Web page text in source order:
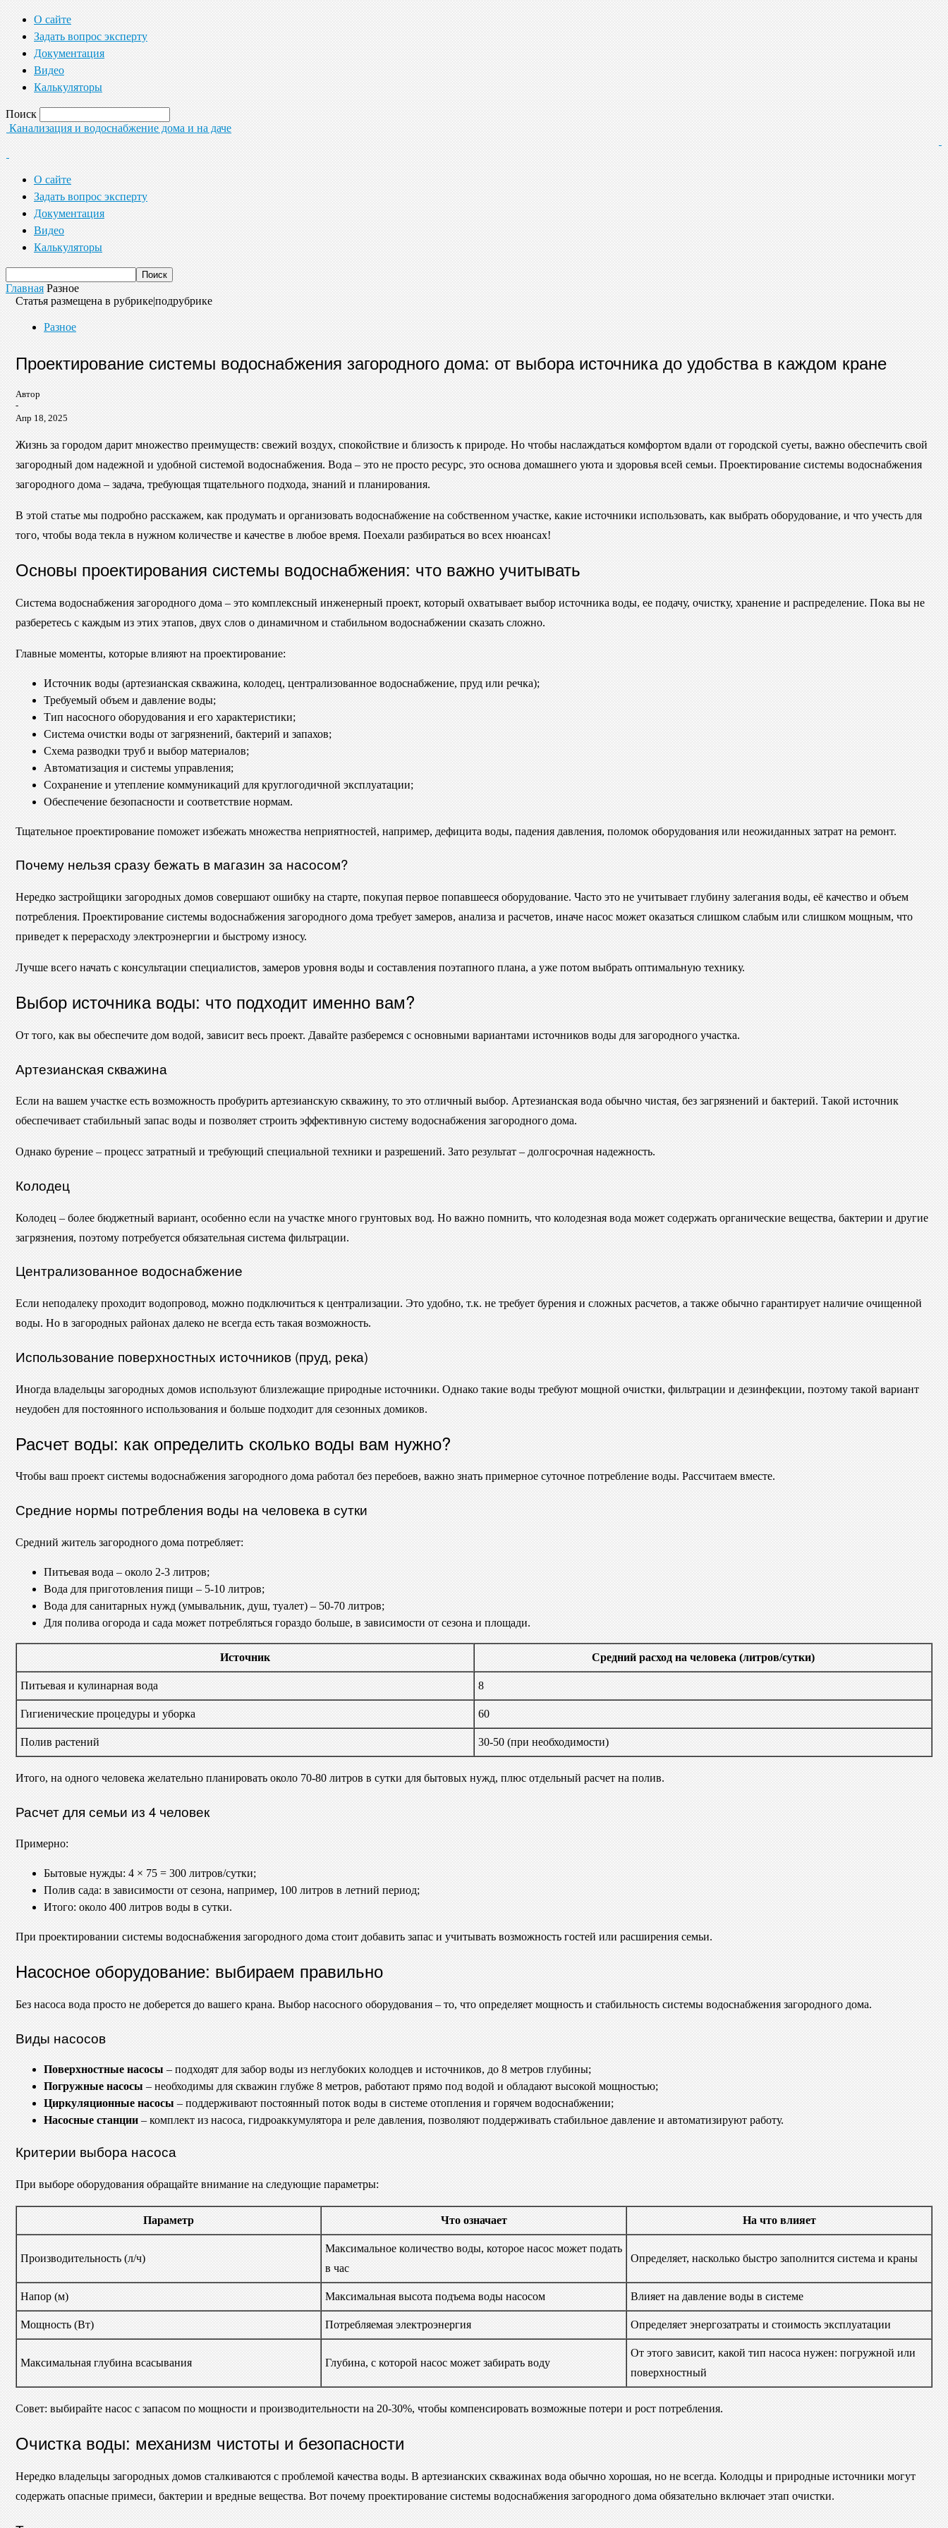
О сайте
Задать вопрос эксперту
Документация
Видео
Калькуляторы
Поиск
Канализация и водоснабжение дома и на даче
О сайте
Задать вопрос эксперту
Документация
Видео
Калькуляторы
Главная Разное
Статья размещена в рубрике|подрубрике
Разное
Проектирование системы водоснабжения загородного дома: от выбора источника до удобства в каждом кране
Автор
-
Апр 18, 2025
Жизнь за городом дарит множество преимуществ: свежий воздух, спокойствие и близость к природе. Но чтобы наслаждаться комфортом вдали от городской суеты, важно обеспечить свой
загородный дом надежной и удобной системой водоснабжения. Вода – это не просто ресурс, это основа домашнего уюта и здоровья всей семьи. Проектирование системы водоснабжения
загородного дома – задача, требующая тщательного подхода, знаний и планирования.
В этой статье мы подробно расскажем, как продумать и организовать водоснабжение на собственном участке, какие источники использовать, как выбрать оборудование, и что учесть для
того, чтобы вода текла в нужном количестве и качестве в любое время. Поехали разбираться во всех нюансах!
Основы проектирования системы водоснабжения: что важно учитывать
Система водоснабжения загородного дома – это комплексный инженерный проект, который охватывает выбор источника воды, ее подачу, очистку, хранение и распределение. Пока вы не
разберетесь с каждым из этих этапов, двух слов о динамичном и стабильном водоснабжении сказать сложно.
Главные моменты, которые влияют на проектирование:
Источник воды (артезианская скважина, колодец, централизованное водоснабжение, пруд или речка);
Требуемый объем и давление воды;
Тип насосного оборудования и его характеристики;
Система очистки воды от загрязнений, бактерий и запахов;
Схема разводки труб и выбор материалов;
Автоматизация и системы управления;
Сохранение и утепление коммуникаций для круглогодичной эксплуатации;
Обеспечение безопасности и соответствие нормам.
Тщательное проектирование поможет избежать множества неприятностей, например, дефицита воды, падения давления, поломок оборудования или неожиданных затрат на ремонт.
Почему нельзя сразу бежать в магазин за насосом?
Нередко застройщики загородных домов совершают ошибку на старте, покупая первое попавшееся оборудование. Часто это не учитывает глубину залегания воды, её качество и объем
потребления. Проектирование системы водоснабжения загородного дома требует замеров, анализа и расчетов, иначе насос может оказаться слишком слабым или слишком мощным, что
приведет к перерасходу электроэнергии и быстрому износу.
Лучше всего начать с консультации специалистов, замеров уровня воды и составления поэтапного плана, а уже потом выбрать оптимальную технику.
Выбор источника воды: что подходит именно вам?
От того, как вы обеспечите дом водой, зависит весь проект. Давайте разберемся с основными вариантами источников воды для загородного участка.
Артезианская скважина
Если на вашем участке есть возможность пробурить артезианскую скважину, то это отличный выбор. Артезианская вода обычно чистая, без загрязнений и бактерий. Такой источник
обеспечивает стабильный запас воды и позволяет строить эффективную систему водоснабжения загородного дома.
Однако бурение – процесс затратный и требующий специальной техники и разрешений. Зато результат – долгосрочная надежность.
Колодец
Колодец – более бюджетный вариант, особенно если на участке много грунтовых вод. Но важно помнить, что колодезная вода может содержать органические вещества, бактерии и другие
загрязнения, поэтому потребуется обязательная система фильтрации.
Централизованное водоснабжение
Если неподалеку проходит водопровод, можно подключиться к централизации. Это удобно, т.к. не требует бурения и сложных расчетов, а также обычно гарантирует наличие очищенной
воды. Но в загородных районах далеко не всегда есть такая возможность.
Использование поверхностных источников (пруд, река)
Иногда владельцы загородных домов используют близлежащие природные источники. Однако такие воды требуют мощной очистки, фильтрации и дезинфекции, поэтому такой вариант
неудобен для постоянного использования и больше подходит для сезонных домиков.
Расчет воды: как определить сколько воды вам нужно?
Чтобы ваш проект системы водоснабжения загородного дома работал без перебоев, важно знать примерное суточное потребление воды. Рассчитаем вместе.
Средние нормы потребления воды на человека в сутки
Средний житель загородного дома потребляет:
Питьевая вода – около 2-3 литров;
Вода для приготовления пищи – 5-10 литров;
Вода для санитарных нужд (умывальник, душ, туалет) – 50-70 литров;
Для полива огорода и сада может потребляться гораздо больше, в зависимости от сезона и площади.
Источник Средний расход на человека (литров/сутки)
Питьевая и кулинарная вода 8
Гигиенические процедуры и уборка 60
Полив растений 30-50 (при необходимости)
Итого, на одного человека желательно планировать около 70-80 литров в сутки для бытовых нужд, плюс отдельный расчет на полив.
Расчет для семьи из 4 человек
Примерно:
Бытовые нужды: 4 × 75 = 300 литров/сутки;
Полив сада: в зависимости от сезона, например, 100 литров в летний период;
Итого: около 400 литров воды в сутки.
При проектировании системы водоснабжения загородного дома стоит добавить запас и учитывать возможность гостей или расширения семьи.
Насосное оборудование: выбираем правильно
Без насоса вода просто не доберется до вашего крана. Выбор насосного оборудования – то, что определяет мощность и стабильность системы водоснабжения загородного дома.
Виды насосов
Поверхностные насосы – подходят для забор воды из неглубоких колодцев и источников, до 8 метров глубины;
Погружные насосы – необходимы для скважин глубже 8 метров, работают прямо под водой и обладают высокой мощностью;
Циркуляционные насосы – поддерживают постоянный поток воды в системе отопления и горячем водоснабжении;
Насосные станции – комплект из насоса, гидроаккумулятора и реле давления, позволяют поддерживать стабильное давление и автоматизируют работу.
Критерии выбора насоса
При выборе оборудования обращайте внимание на следующие параметры:
Параметр Что означает На что влияет
Производительность (л/ч)
Максимальное количество воды, которое насос может подать
в час
Определяет, насколько быстро заполнится система и краны
Напор (м) Максимальная высота подъема воды насосом Влияет на давление воды в системе
Мощность (Вт) Потребляемая электроэнергия Определяет энергозатраты и стоимость эксплуатации
Максимальная глубина всасывания Глубина, с которой насос может забирать воду
От этого зависит, какой тип насоса нужен: погружной или
поверхностный
Совет: выбирайте насос с запасом по мощности и производительности на 20-30%, чтобы компенсировать возможные потери и рост потребления.
Очистка воды: механизм чистоты и безопасности
Нередко владельцы загородных домов сталкиваются с проблемой качества воды. В артезианских скважинах вода обычно хорошая, но не всегда. Колодцы и природные источники могут
содержать опасные примеси, бактерии и вредные вещества. Вот почему проектирование системы водоснабжения загородного дома обязательно включает этап очистки.